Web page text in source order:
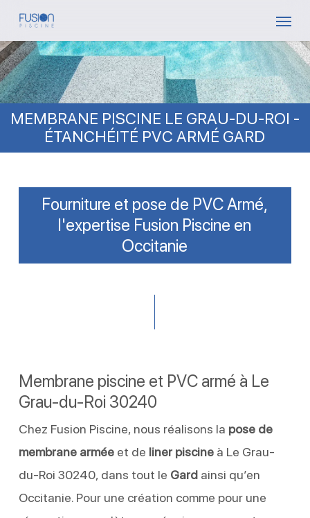
Skip
main
content
MEMBRANE PISCINE LE GRAU-DU-ROI -
ÉTANCHÉITÉ PVC ARMÉ GARD
Fourniture et pose de PVC Armé,
l'expertise Fusion Piscine en
Occitanie
Membrane piscine et PVC armé à Le
Grau-du-Roi 30240
Chez Fusion Piscine, nous réalisons la pose de
membrane arméeet de liner piscineà Le Grau-
du-Roi 30240, dans tout le Gardainsi qu’en
Occitanie. Pour une création comme pour une